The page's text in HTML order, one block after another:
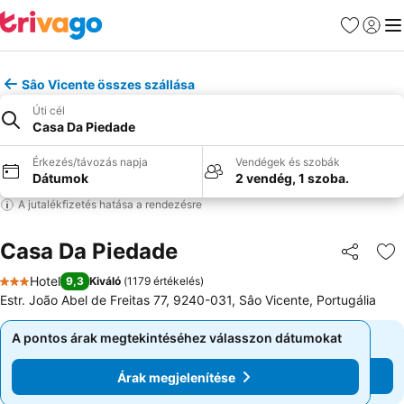
Kedvencek
Sâo Vicente összes szállása
Úti cél
Casa Da Piedade
Érkezés/távozás napja
Dátumok
Vendégek és szobák
2 vendég, 1 szoba.
A jutalékfizetés hatása a rendezésre
Casa Da Piedade
3 Kategória
Hotel 9,3 Kiváló (1179 értékelés)
Estr. João Abel de Freitas 77, 9240-031, Sâo Vicente, Portugália
A pontos árak megtekintéséhez válasszon dátumokat
Árak megjelenítése
A pontos árak megtekintéséhez válasszon dátumokat
Árak megjelenítése